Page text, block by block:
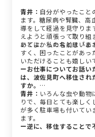
青井： 自分がやったこと
ます。糖尿病や腎臓、
導をして経過を見守りま
えようと頑張って取り
いてよかったなと思いま
あとは、私の名前は「あ
すく、困ったことがあっ
いただけることも嬉しい
ーお仕事についてお話
は、波佐見町へ移住され
すか。
青井： いろんな虫や動物
りで、毎日とても楽し
が多く駐車場も付いてい
ます。
ー逆に、移住することで